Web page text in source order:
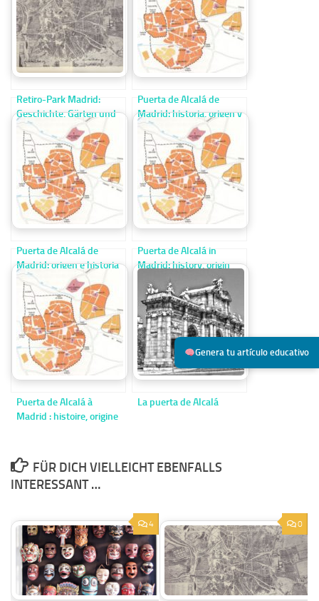
Genera tu artículo educativo
Retiro-Park Madrid:
Geschichte, Gärten und
königlicher Teich
Puerta de Alcalá de
Madrid: historia, origen y
curiosidades
Puerta de Alcalá de
Madrid: origen e historia
Puerta de Alcalá in
Madrid: history, origin
and curiosities
Puerta de Alcalá à
Madrid : histoire, origine
La puerta de Alcalá
FÜR DICH VIELLEICHT EBENFALLS
INTERESSANT …
4 0